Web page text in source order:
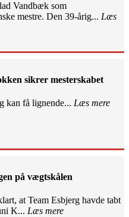
Vandbæk som
mestre. Den 39-årig... Læs
sikrer mesterskabet
kan få lignende... Læs mere
på vægtskålen
at Team Esbjerg havde tabt
K... Læs mere